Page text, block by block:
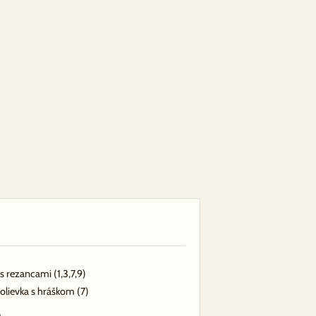
rezancami (1,3,7,9)
s hráškom (7)